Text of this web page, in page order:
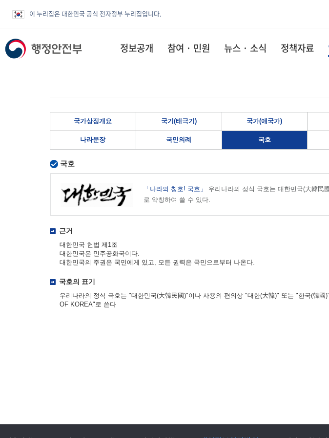
이 누리집은 대한민국 공식 전자정부 누리집입니다.
정보공개 참여 · 민원 뉴스 · 소식 정책자료
국가상징개요 국기(태극기) 국가(애국가)
나라문장 국민의례 국호
국호
「나라의 칭호! 국호」
우리나라의 정식 국호는 대한민국(大韓民
로 약칭하여 쓸 수 있다.
근거
대한민국 헌법 제1조
대한민국은 민주공화국이다.
대한민국의 주권은 국민에게 있고, 모든 권력은 국민으로부터 나온다.
국호의 표기
우리나라의 정식 국호는 "대한민국(大韓民國)"이나 사용의 편의상 "대한(大韓)" 또는 "한국(韓
OF KOREA"로 쓴다